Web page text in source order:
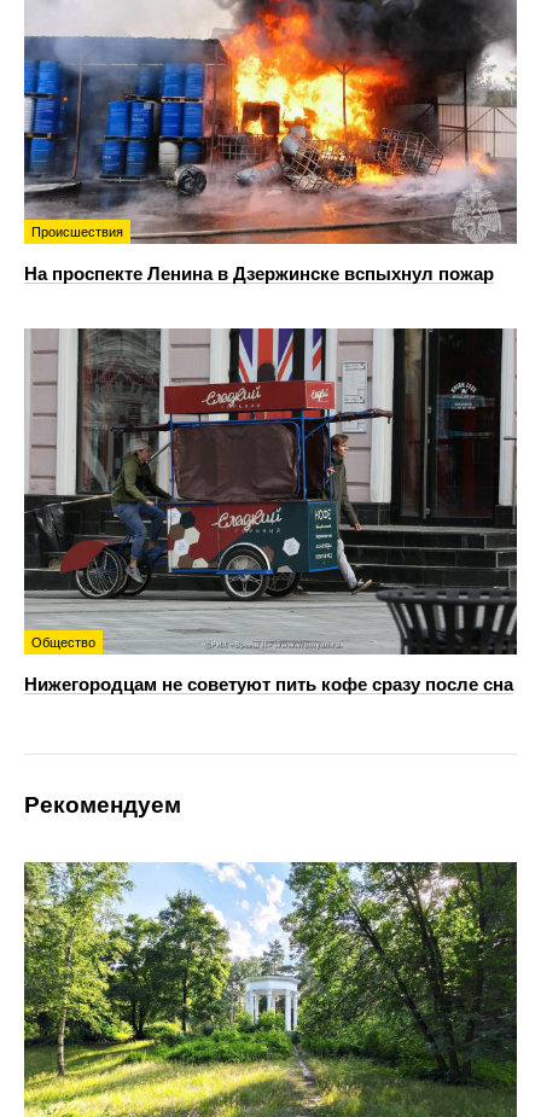
Происшествия
На проспекте Ленина в Дзержинске вспыхнул пожар
Общество
Нижегородцам не советуют пить кофе сразу после сна
Рекомендуем